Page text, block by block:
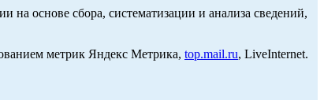
основе сбора, систематизации и анализа сведений,
метрик Яндекс Метрика, top.mail.ru, LiveInternet.